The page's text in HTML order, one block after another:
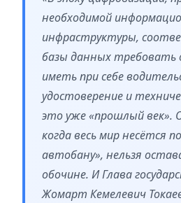
необходимой
инфраструктуры,
базы данных требовать
иметь при себе
удостоверение и
это уже «прошлый век».
когда весь мир несётся
автобану», нельзя
обочине. И Глава
Жомарт Кемелевич